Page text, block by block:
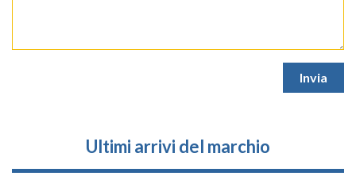
Ultimi arrivi del marchio